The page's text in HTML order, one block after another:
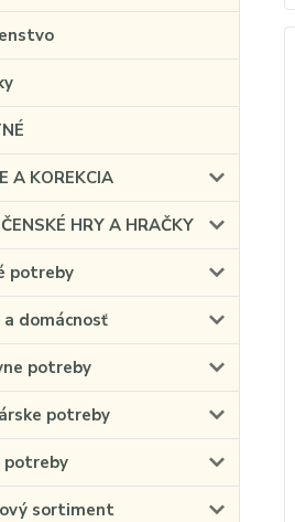
A KOREKCIA
HRY A HRAČKY
potreby
domácnosť
potreby
potreby
potreby
sortiment